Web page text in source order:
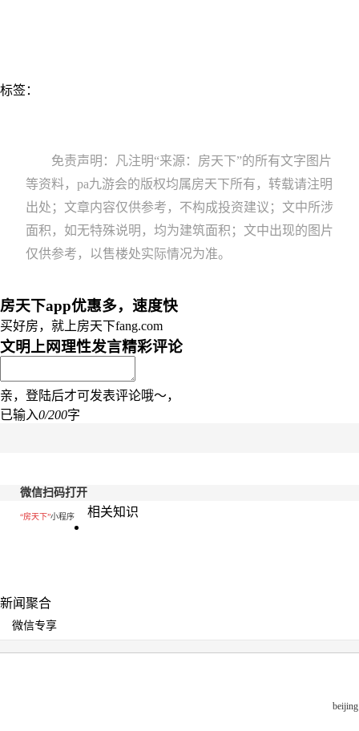
标签：
免责声明：凡注明“来源：房天下”的所有文字图片
等资料，pa九游会的版权均属房天下所有，转载请注明
出处；文章内容仅供参考，不构成投资建议；文中所涉
面积，如无特殊说明，均为建筑面积；文中出现的图片
仅供参考，以售楼处实际情况为准。
房天下app优惠多，速度快
买好房，就上房天下fang.com
文明上网理性发言精彩评论
亲，登陆后才可发表评论哦～，
已输入0/200字
微信扫码打开
“房天下”小程序 相关知识
新闻聚合
微信专享